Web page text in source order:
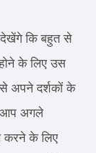
देखेंगे कि बहुत से
के लिए उस
अपने दर्शकों के
आप अगले
करने के लिए